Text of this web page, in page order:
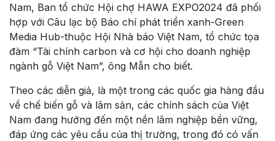
Nam, Ban tổ chức Hội chợ HAWA EXPO2024 đã phối
hợp với Câu lạc bộ Báo chí phát triển xanh-Green
Media Hub-thuộc Hội Nhà báo Việt Nam, tổ chức tọa
đàm “Tài chính carbon và cơ hội cho doanh nghiệp
ngành gỗ Việt Nam”, ông Mẫn cho biết.
Theo các diễn giả, là một trong các quốc gia hàng đầu
về chế biến gỗ và lâm sản, các chính sách của Việt
Nam đang hướng đến một nền lâm nghiệp bền vững,
đáp ứng các yêu cầu của thị trường, trong đó có vấn